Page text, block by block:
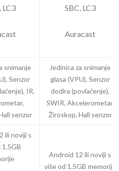
LC3
SBC, LC3
Auracast
snimanje
Senzor
IR,
senzor
Jedinica za snimanje
glasa (VPU), Senzor
dodira (povlačenje),
SWIR, Akcelerometar,
Žiroskop, Hall senzor
ili noviji s
1.5GB
Android 12 ili noviji s
više od 1.5GB memorije